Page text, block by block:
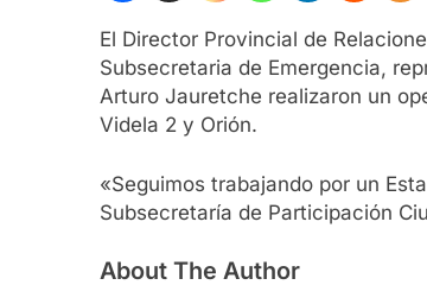
El Director Provincial de
Subsecretaria de Emergencia,
Arturo Jauretche realizaron un
Videla 2 y Orión.
«Seguimos trabajando por un
Subsecretaría de Participación
About The Author